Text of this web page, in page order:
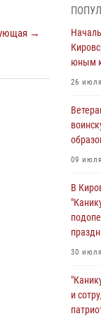
→
В
04
В
03
честь
03
В
02
1
юным
26
09
В
30
и